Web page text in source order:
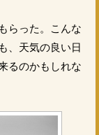
らった。こんな
、天気の良い日
るのかもしれな